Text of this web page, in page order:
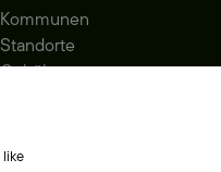
Kommunen
Standorte
Gebühren
like